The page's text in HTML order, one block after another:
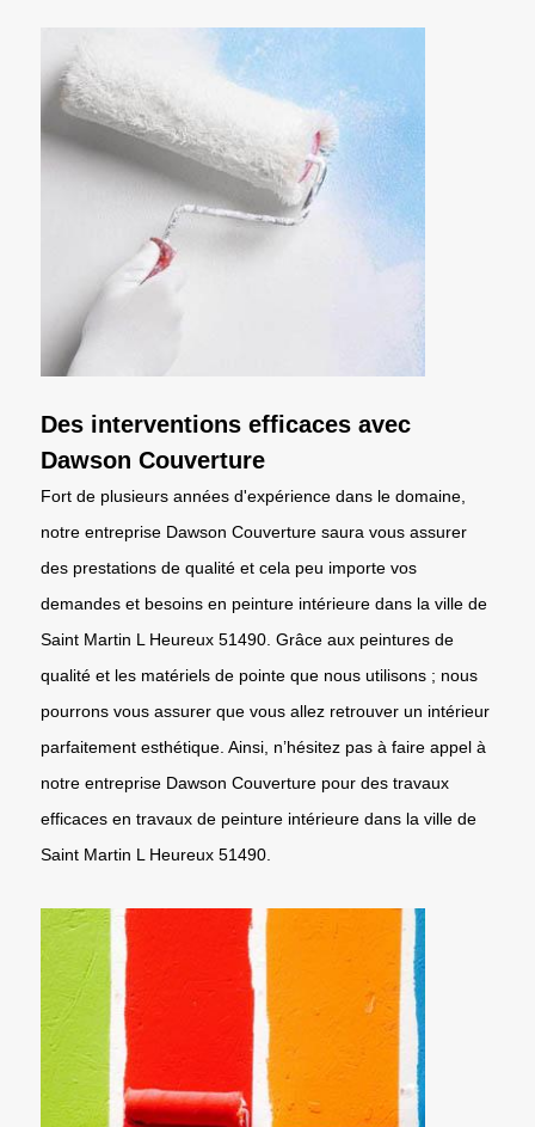
Des interventions efficaces avec
Dawson Couverture
Fort de plusieurs années d'expérience dans le domaine,
notre entreprise Dawson Couverture saura vous assurer
des prestations de qualité et cela peu importe vos
demandes et besoins en peinture intérieure dans la ville de
Saint Martin L Heureux 51490. Grâce aux peintures de
qualité et les matériels de pointe que nous utilisons ; nous
pourrons vous assurer que vous allez retrouver un intérieur
parfaitement esthétique. Ainsi, n’hésitez pas à faire appel à
notre entreprise Dawson Couverture pour des travaux
efficaces en travaux de peinture intérieure dans la ville de
Saint Martin L Heureux 51490.